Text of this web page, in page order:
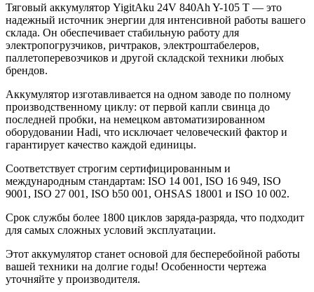
Тяговый аккумулятор YigitAku 24V 840Ah Y-105 T — это
надежный источник энергии для интенсивной работы вашего
склада. Он обеспечивает стабильную работу для
электропогрузчиков, ричтраков, электроштабелеров,
паллетоперевозчиков и другой складской техники любых
брендов.
Аккумулятор изготавливается на одном заводе по полному
производственному циклу: от первой капли свинца до
последней пробки, на немецком автоматизированном
оборудовании Hadi, что исключает человеческий фактор и
гарантирует качество каждой единицы.
Соответствует строгим сертифицированным и
международным стандартам: ISO 14 001, ISO 16 949, ISO
9001, ISO 27 001, ISO b50 001, OHSAS 18001 и ISO 10 002.
Срок службы более 1800 циклов заряда-разряда, что подходит
для самых сложных условий эксплуатации.
Этот аккумулятор станет основой для бесперебойной работы
вашей техники на долгие годы! Особенности чертежа
уточняйте у производителя.